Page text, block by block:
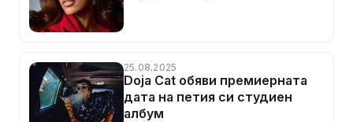
25.08.2025
Doja Cat обяви премиерната
дата на петия си студиен
албум